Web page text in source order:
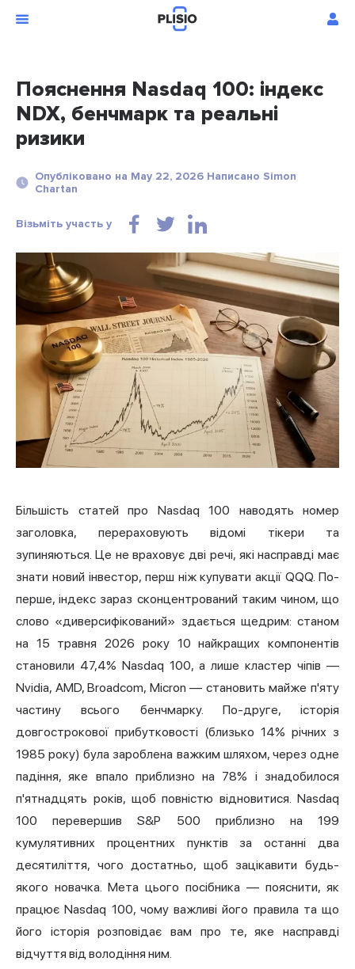
Пояснення Nasdaq 100: індекс
NDX, бенчмарк та реальні
ризики
Опубліковано на May 22, 2026 Написано Simon
Chartan
Візьміть участь у
Більшість статей про Nasdaq 100 наводять номер
заголовка, перераховують відомі тікери та
зупиняються. Це не враховує дві речі, які насправді має
знати новий інвестор, перш ніж купувати акції QQQ. По-
перше, індекс зараз сконцентрований таким чином, що
слово «диверсифікований» здається щедрим: станом
на 15 травня 2026 року 10 найкращих компонентів
становили 47,4% Nasdaq 100, а лише кластер чіпів —
Nvidia, AMD, Broadcom, Micron — становить майже п'яту
частину всього бенчмарку. По-друге, історія
довгострокової прибутковості (близько 14% річних з
1985 року) була зароблена важким шляхом, через одне
падіння, яке впало приблизно на 78% і знадобилося
п'ятнадцять років, щоб повністю відновитися. Nasdaq
100 перевершив S&P 500 приблизно на 199
кумулятивних процентних пунктів за останні два
десятиліття, чого достатньо, щоб зацікавити будь-
якого новачка. Мета цього посібника — пояснити, як
працює Nasdaq 100, чому важливі його правила та що
його історія розповідає вам про те, яке насправді
відчуття від володіння ним.